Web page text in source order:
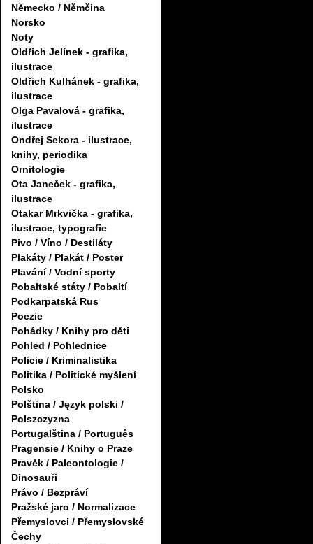
Německo / Němčina
Norsko
Noty
Oldřich Jelínek - grafika,
ilustrace
Oldřich Kulhánek - grafika,
ilustrace
Olga Pavalová - grafika,
ilustrace
Ondřej Sekora - ilustrace,
knihy, periodika
Ornitologie
Ota Janeček - grafika,
ilustrace
Otakar Mrkvička - grafika,
ilustrace, typografie
Pivo / Víno / Destiláty
Plakáty / Plakát / Poster
Plavání / Vodní sporty
Pobaltské státy / Pobaltí
Podkarpatská Rus
Poezie
Pohádky / Knihy pro děti
Pohled / Pohlednice
Policie / Kriminalistika
Politika / Politické myšlení
Polsko
Polština / Język polski /
Polszczyzna
Portugalština / Português
Pragensie / Knihy o Praze
Pravěk / Paleontologie /
Dinosauři
Právo / Bezpráví
Pražské jaro / Normalizace
Přemyslovci / Přemyslovské
Čechy